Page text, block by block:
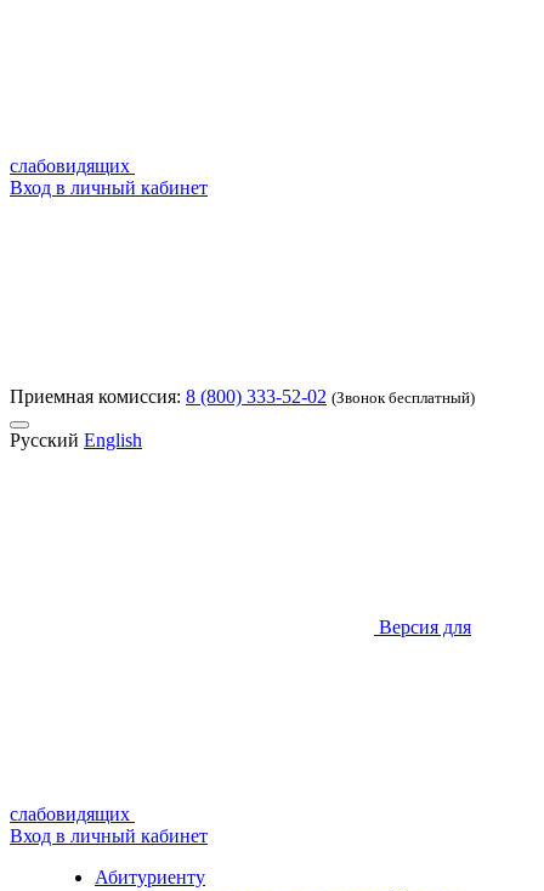
слабовидящих
Вход в личный кабинет
Приемная комиссия: 8 (800) 333-52-02 (Звонок бесплатный)
Русский English
Версия для
слабовидящих
Вход в личный кабинет
Абитуриенту